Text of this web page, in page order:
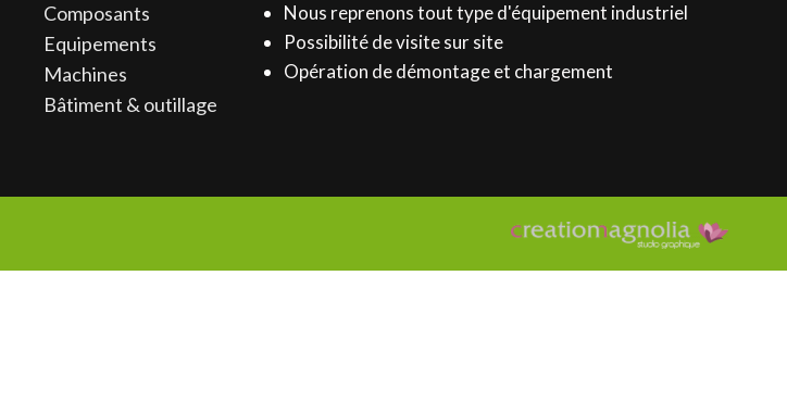
Composants
Equipements
Machines
Bâtiment & outillage​
Nous reprenons tout type d'équipement industriel
Possibilité de visite sur site
Opération de démontage et chargement